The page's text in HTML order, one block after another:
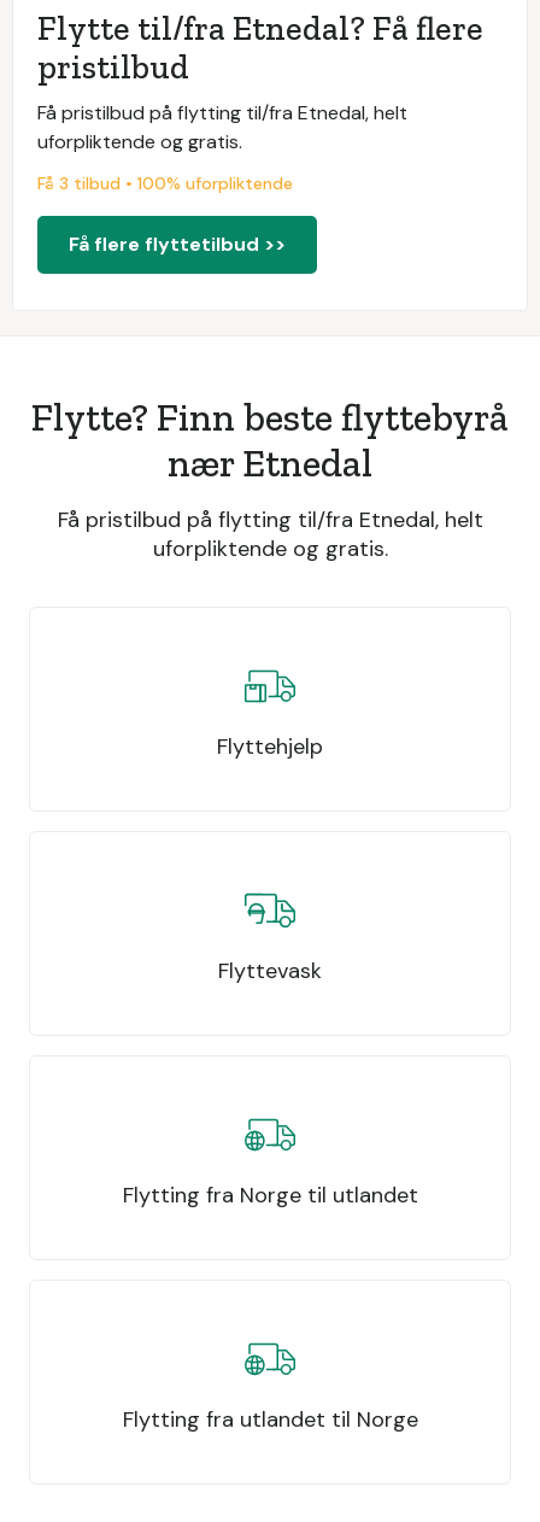
Flytte til/fra Etnedal? Få flere
pristilbud
Få pristilbud på flytting til/fra Etnedal, helt
uforpliktende og gratis.
Få 3 tilbud • 100% uforpliktende
Få flere flyttetilbud >>
Flytte? Finn beste flyttebyrå
nær Etnedal
Få pristilbud på flytting til/fra Etnedal, helt
uforpliktende og gratis.
Flyttehjelp
Flyttevask
Flytting fra Norge til utlandet
Flytting fra utlandet til Norge